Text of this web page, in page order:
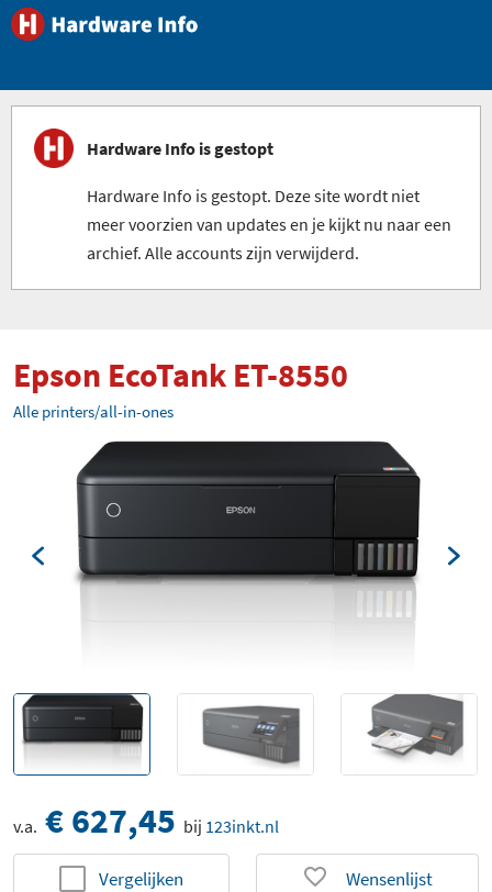
Hardware Info is gestopt
Hardware Info is gestopt. Deze site wordt niet
meer voorzien van updates en je kijkt nu naar een
archief. Alle accounts zijn verwijderd.
Epson EcoTank ET-8550
Alle printers/all-in-ones
v.a. € 627,45 bij 123inkt.nl
Vergelijken Wensenlijst